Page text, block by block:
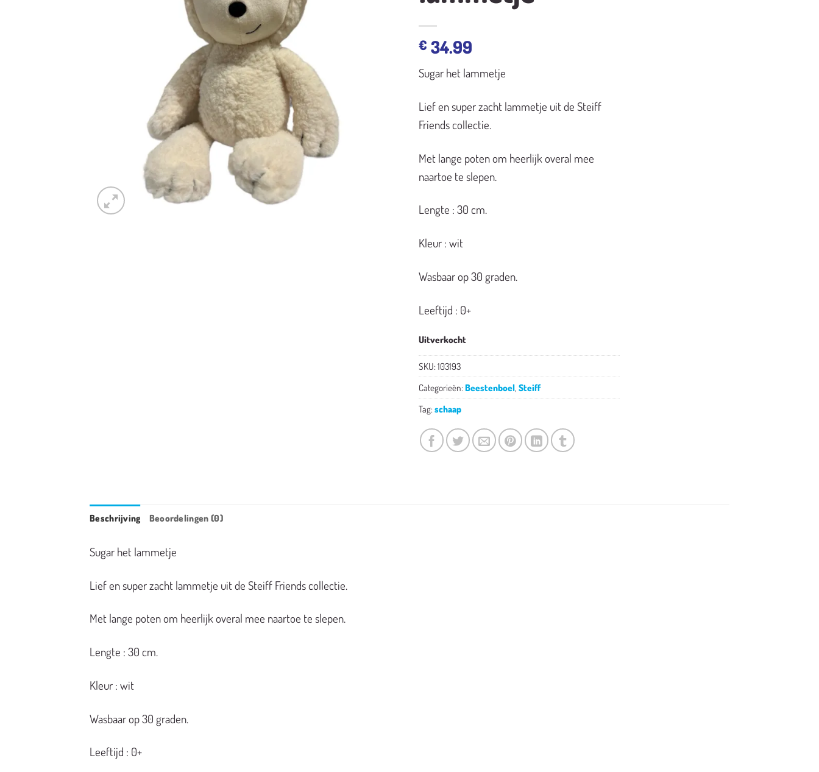
€ 34.99
Sugar het lammetje
Lief en super zacht lammetje uit de Steiff
Friends collectie.
Met lange poten om heerlijk overal mee
naartoe te slepen.
Lengte : 30 cm.
Kleur : wit
Wasbaar op 30 graden.
Leeftijd : 0+
Uitverkocht
SKU: 103193
Categorieën: Beestenboel, Steiff
Tag: schaap
Beschrijving Beoordelingen (0)
Sugar het lammetje
Lief en super zacht lammetje uit de Steiff Friends collectie.
Met lange poten om heerlijk overal mee naartoe te slepen.
Lengte : 30 cm.
Kleur : wit
Wasbaar op 30 graden.
Leeftijd : 0+